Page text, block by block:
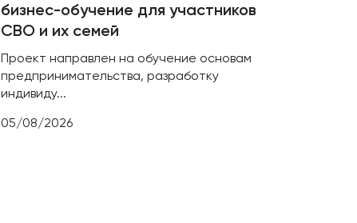
бизнес-обучение для участников
СВО и их семей
Проект направлен на обучение основам
предпринимательства, разработку
индивиду...
05/08/2026